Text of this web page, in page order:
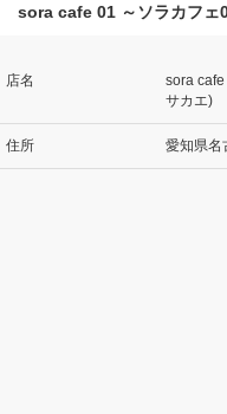
sora cafe 01 ～ソラカフェ
店名
sora
サカエ)
住所 愛知県名